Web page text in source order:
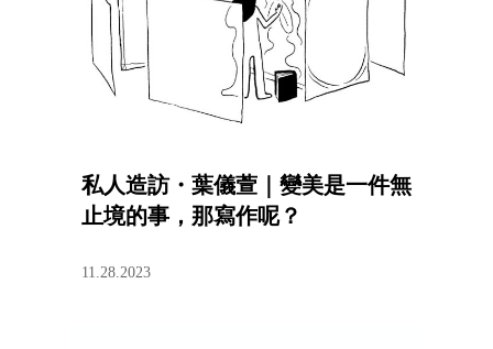
私人造訪・葉儀萱｜變美是一件無
止境的事，那寫作呢？
11.28.2023